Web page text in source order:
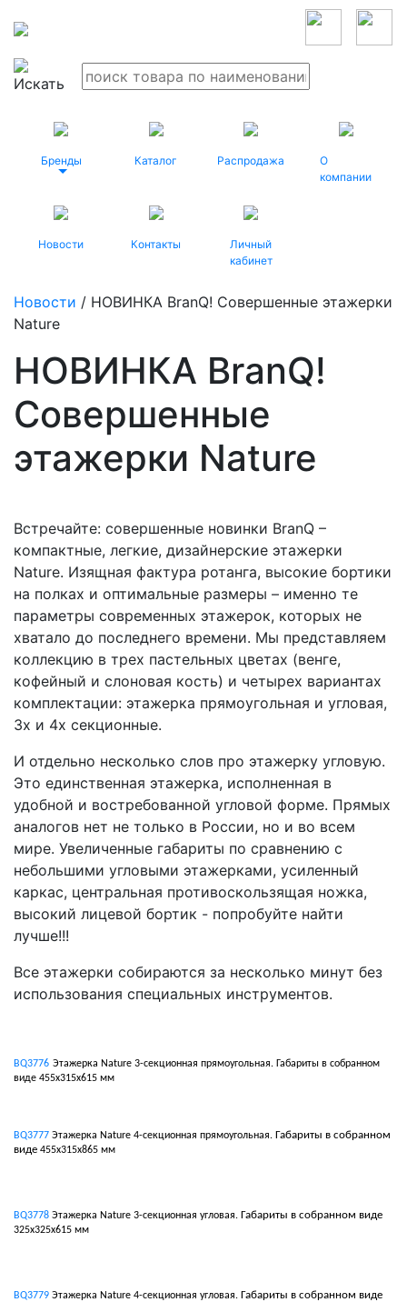
Бренды Каталог Распродажа
О
компании
Новости Контакты
Личный
кабинет
Новости / НОВИНКА BranQ! Совершенные этажерки
Nature
НОВИНКА BranQ!
Совершенные
этажерки Nature
Встречайте: совершенные новинки BranQ –
компактные, легкие, дизайнерские этажерки
Nature. Изящная фактура ротанга, высокие бортики
на полках и оптимальные размеры – именно те
параметры современных этажерок, которых не
хватало до последнего времени. Мы представляем
коллекцию в трех пастельных цветах (венге,
кофейный и слоновая кость) и четырех вариантах
комплектации: этажерка прямоугольная и угловая,
3х и 4х секционные.
И отдельно несколько слов про этажерку угловую.
Это единственная этажерка, исполненная в
удобной и востребованной угловой форме. Прямых
аналогов нет не только в России, но и во всем
мире. Увеличенные габариты по сравнению с
небольшими угловыми этажерками, усиленный
каркас, центральная противоскользящая ножка,
высокий лицевой бортик - попробуйте найти
лучше!!!
Все этажерки собираются за несколько минут без
использования специальных инструментов.
BQ3776 Этажерка Nature 3-секционная прямоугольная. Габариты в собранном
виде 455х315х615 мм
BQ3777 Этажерка Nature 4-секционная прямоугольная. Габариты в собранном
виде 455х315х865 мм
BQ3778 Этажерка Nature 3-секционная угловая. Габариты в собранном виде
325х325х615 мм
BQ3779 Этажерка Nature 4-секционная угловая. Габариты в собранном виде